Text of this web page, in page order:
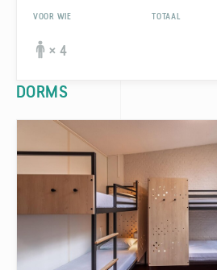
VOOR WIE TOTAAL
× 4
DORMS